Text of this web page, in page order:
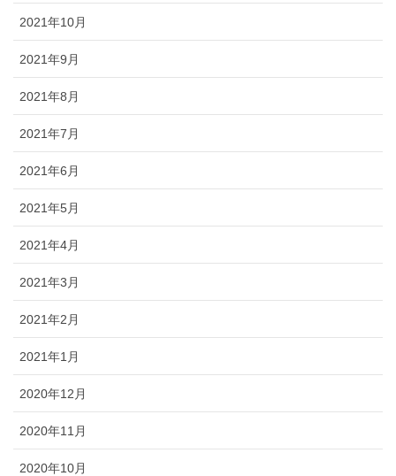
2021年10月
2021年9月
2021年8月
2021年7月
2021年6月
2021年5月
2021年4月
2021年3月
2021年2月
2021年1月
2020年12月
2020年11月
2020年10月